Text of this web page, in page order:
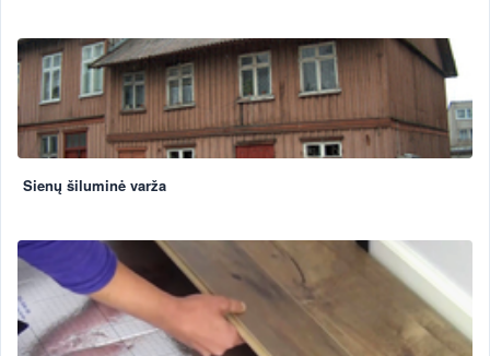
Sienų šiluminė varža